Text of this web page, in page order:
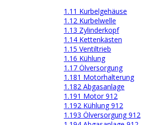
1.11 Kurbelgehäuse
1.12 Kurbelwelle
1.13 Zylinderkopf
1.14 Kettenkästen
1.15 Ventiltrieb
1.16 Kühlung
1.17 Ölversorgung
1.181 Motorhalterung
1.182 Abgasanlage
1.191 Motor 912
1.192 Kühlung 912
1.193 Ölversorgung 912